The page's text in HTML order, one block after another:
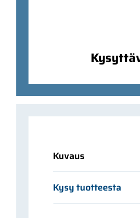
Kuvaus
Kysy tuotteesta